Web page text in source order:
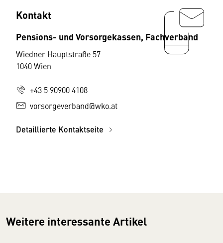
Kontakt
Pensions- und Vorsorgekassen, Fachverband
Wiedner Hauptstraße 57
1040 Wien
+43 5 90900 4108
vorsorgeverband@wko.at
Detaillierte Kontaktseite
Weitere interessante Artikel